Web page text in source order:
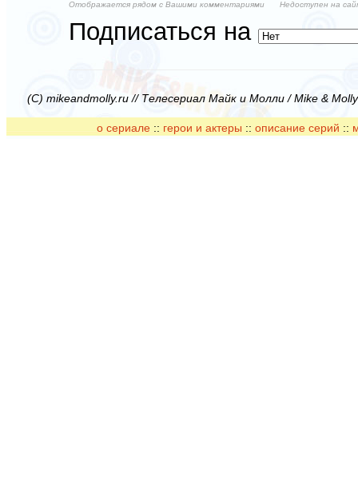
Отображается рядом с Вашими комментариями Недоступен на
Подписаться на
(C) mikeandmolly.ru // Телесериал Майк и Молли / Mike &
о сериале :: герои и актеры :: описание серий ::